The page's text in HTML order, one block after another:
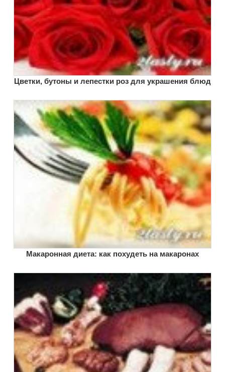
Цветки, бутоны и лепестки роз для украшения блюд
Макаронная диета: как похудеть на макаронах